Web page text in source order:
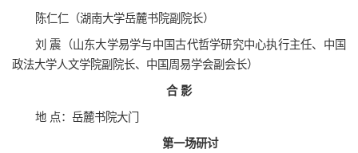
陈仁仁 （湖南大学岳麓书院副院长）
刘 震（山东大学易学与中国古代哲学研究中心执行主任、中国
政法大学人文学院副院长、中国周易学会副会长）
合 影
地 点：岳麓书院大门
第一场研讨